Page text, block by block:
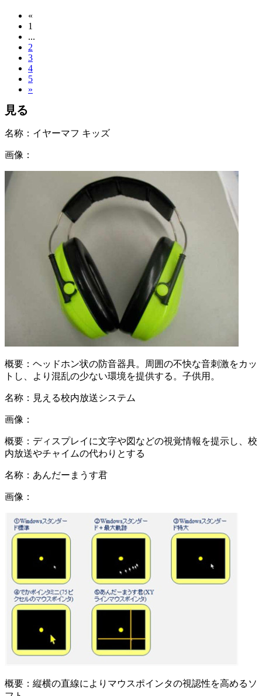
«
1
...
2
3
4
5
»
見る
名称： イヤーマフ キッズ
画像：
概要： ヘッドホン状の防音器具。周囲の不快な音刺激をカッ
トし、より混乱の少ない環境を提供する。子供用。
名称： 見える校内放送システム
画像：
概要： ディスプレイに文字や図などの視覚情報を提示し、校
内放送やチャイムの代わりとする
名称： あんだーまうす君
画像：
概要： 縦横の直線によりマウスポインタの視認性を高めるソ